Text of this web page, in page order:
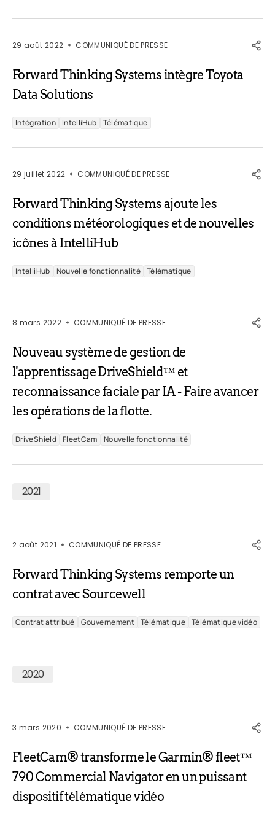
29 août 2022 COMMUNIQUÉ DE PRESSE
Forward Thinking Systems intègre Toyota
Data Solutions
Intégration IntelliHub Télématique
29 juillet 2022 COMMUNIQUÉ DE PRESSE
Forward Thinking Systems ajoute les
conditions météorologiques et de nouvelles
icônes à IntelliHub
IntelliHub Nouvelle fonctionnalité Télématique
8 mars 2022 COMMUNIQUÉ DE PRESSE
Nouveau système de gestion de
l'apprentissage DriveShield™ et
reconnaissance faciale par IA - Faire avancer
les opérations de la flotte.
DriveShield FleetCam Nouvelle fonctionnalité
2021
2 août 2021 COMMUNIQUÉ DE PRESSE
Forward Thinking Systems remporte un
contrat avec Sourcewell
Contrat attribué Gouvernement Télématique Télématique vidéo
2020
3 mars 2020 COMMUNIQUÉ DE PRESSE
FleetCam® transforme le Garmin® fleet™
790 Commercial Navigator en un puissant
dispositif télématique vidéo